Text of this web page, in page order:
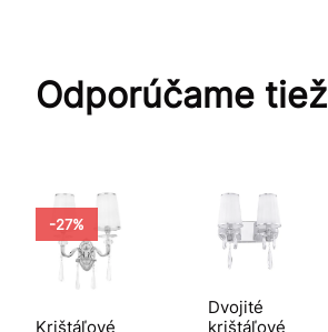
Odporúčame tiež
-27%
Krištáľové
Dvojité
krištáľové